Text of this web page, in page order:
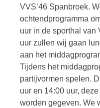
VVS’46 Spanbroek.
ochtendprogramma
uur in de sporthal van
uur zullen wij gaan
aan het
Tijdens het
partijvormen spelen.
uur en 14:00 uur,
worden gegeven. We